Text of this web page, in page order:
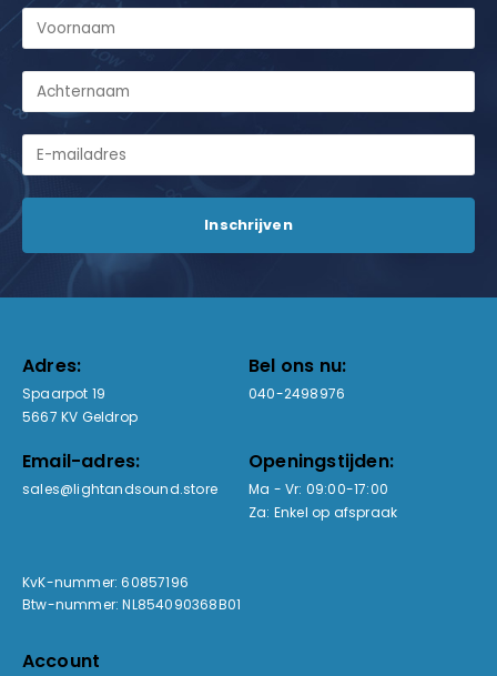
Adres:
Spaarpot 19
5667 KV Geldrop
Bel ons nu:
040-2498976
Email-adres:
sales@lightandsound.store
Openingstijden:
Ma - Vr: 09:00-17:00
Za: Enkel op afspraak
KvK-nummer: 60857196
Btw-nummer: NL854090368B01
Account